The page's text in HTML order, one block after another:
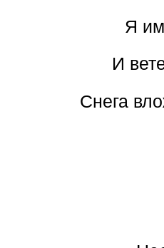
Я
И
Снега